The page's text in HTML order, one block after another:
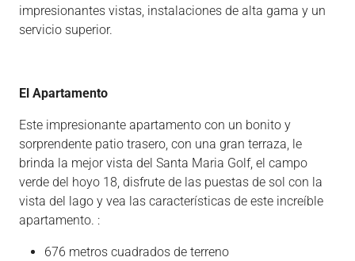
impresionantes vistas, instalaciones de alta gama y un
servicio superior.
El Apartamento
Este impresionante apartamento con un bonito y
sorprendente patio trasero, con una gran terraza, le
brinda la mejor vista del Santa Maria Golf, el campo
verde del hoyo 18, disfrute de las puestas de sol con la
vista del lago y vea las características de este increíble
apartamento. :
676 metros cuadrados de terreno